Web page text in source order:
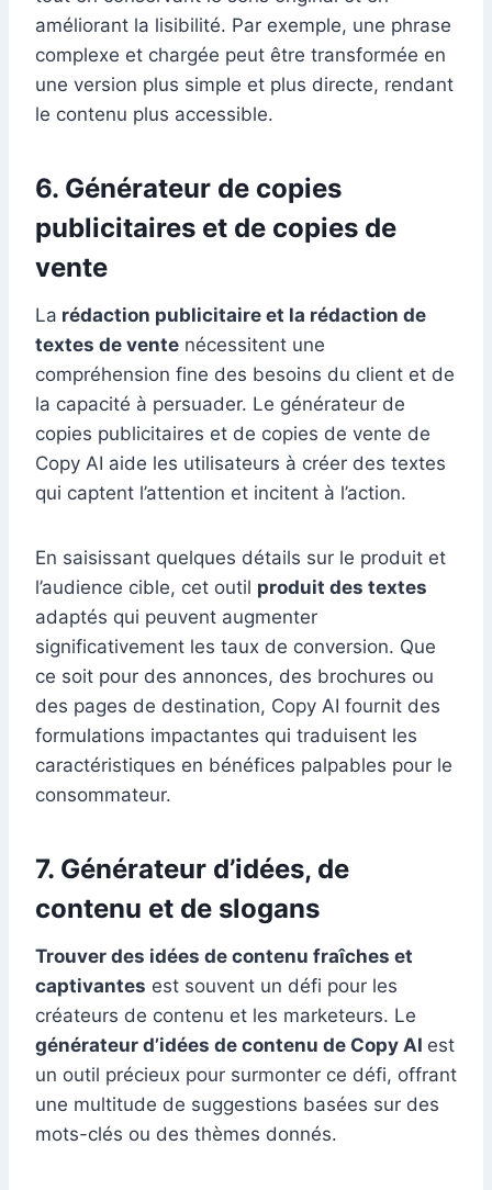
améliorant la lisibilité. Par exemple, une phrase
complexe et chargée peut être transformée en
une version plus simple et plus directe, rendant
le contenu plus accessible.
6. Générateur de copies
publicitaires et de copies de
vente
La rédaction publicitaire et la rédaction de
textes de vente nécessitent une
compréhension fine des besoins du client et de
la capacité à persuader. Le générateur de
copies publicitaires et de copies de vente de
Copy AI aide les utilisateurs à créer des textes
qui captent l’attention et incitent à l’action.
En saisissant quelques détails sur le produit et
l’audience cible, cet outil produit des textes
adaptés qui peuvent augmenter
significativement les taux de conversion. Que
ce soit pour des annonces, des brochures ou
des pages de destination, Copy AI fournit des
formulations impactantes qui traduisent les
caractéristiques en bénéfices palpables pour le
consommateur.
7. Générateur d’idées, de
contenu et de slogans
Trouver des idées de contenu fraîches et
captivantes est souvent un défi pour les
créateurs de contenu et les marketeurs. Le
générateur d’idées de contenu de Copy AI est
un outil précieux pour surmonter ce défi, offrant
une multitude de suggestions basées sur des
mots-clés ou des thèmes donnés.